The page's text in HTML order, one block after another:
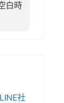
白時
社